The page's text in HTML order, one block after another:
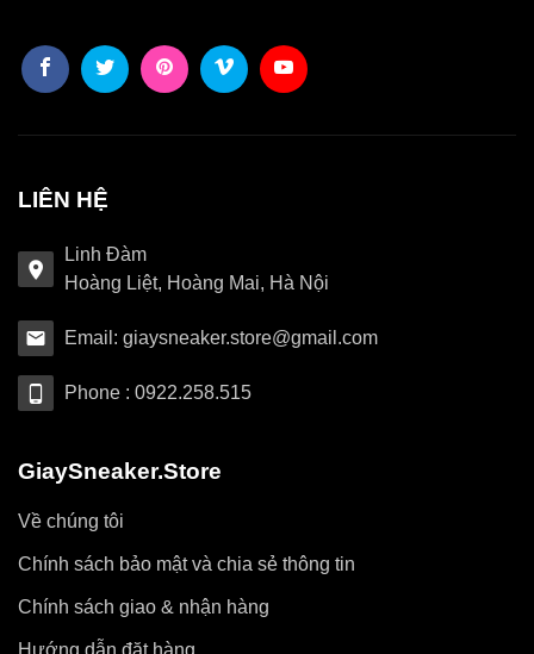
LIÊN HỆ
Linh Đàm
Hoàng Liệt, Hoàng Mai, Hà Nội
Email: giaysneaker.store@gmail.com
Phone : 0922.258.515
GiaySneaker.Store
Về chúng tôi
Chính sách bảo mật và chia sẻ thông tin
Chính sách giao & nhận hàng